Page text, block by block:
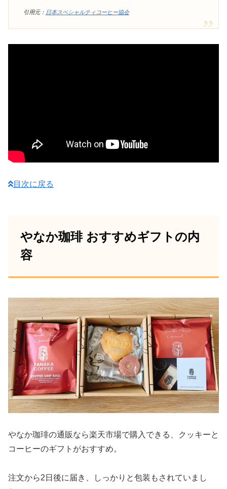
引用元： 日本スペシャルティコーヒー協会
目次に戻る
やなか珈琲 おすすめギフトの内
容
やなか珈琲の通販なら楽天市場で購入できる、クッキーと
コーヒーのギフトがおすすめ。
注文から2日後に届き、しっかりと包装もされていまし